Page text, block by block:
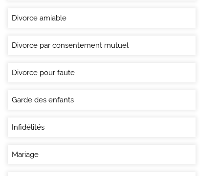
Divorce amiable
Divorce par consentement mutuel
Divorce pour faute
Garde des enfants
Infidélités
Mariage